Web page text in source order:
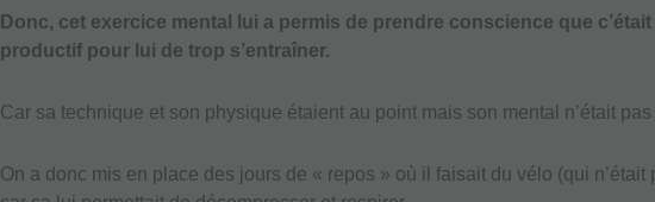
Donc, cet exercice mental lui a permis de prendre conscience que
productif pour lui de trop s’entraîner.
Car sa technique et son physique étaient au point mais son mental n’était
On a donc mis en place des jours de « repos » où il faisait du vélo (qui n’était